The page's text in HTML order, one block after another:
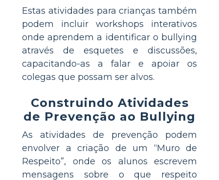
Estas atividades para crianças também
podem incluir workshops interativos
onde aprendem a identificar o bullying
através de esquetes e discussões,
capacitando-as a falar e apoiar os
colegas que possam ser alvos.
Construindo Atividades
de Prevenção ao Bullying
As atividades de prevenção podem
envolver a criação de um “Muro de
Respeito”, onde os alunos escrevem
mensagens sobre o que respeito